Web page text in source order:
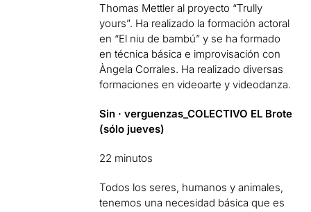
Thomas Mettler al proyecto “Trully
yours”. Ha realizado la formación actoral
en “El niu de bambú” y se ha formado
en técnica básica e improvisación con
Àngela Corrales. Ha realizado diversas
formaciones en videoarte y videodanza.
Sin · verguenzas_COLECTIVO EL Brote
(sólo jueves)
22 minutos
Todos los seres, humanos y animales,
tenemos una necesidad básica que es